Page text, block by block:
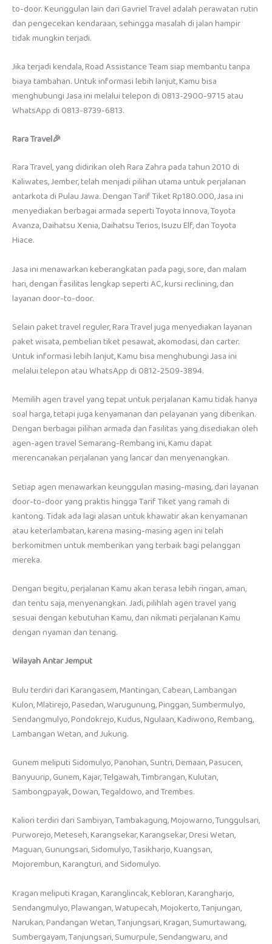
to-door. Keunggulan lain dari Gavriel Travel adalah perawatan rutin
dan pengecekan kendaraan, sehingga masalah di jalan hampir
tidak mungkin terjadi.
Jika terjadi kendala, Road Assistance Team siap membantu tanpa
biaya tambahan. Untuk informasi lebih lanjut, Kamu bisa
menghubungi Jasa ini melalui telepon di 0813-2900-9715 atau
WhatsApp di 0813-8739-6813.
Rara Travel🎉
Rara Travel, yang didirikan oleh Rara Zahra pada tahun 2010 di
Kaliwates, Jember, telah menjadi pilihan utama untuk perjalanan
antarkota di Pulau Jawa. Dengan Tarif Tiket Rp180.000, Jasa ini
menyediakan berbagai armada seperti Toyota Innova, Toyota
Avanza, Daihatsu Xenia, Daihatsu Terios, Isuzu Elf, dan Toyota
Hiace.
Jasa ini menawarkan keberangkatan pada pagi, sore, dan malam
hari, dengan fasilitas lengkap seperti AC, kursi reclining, dan
layanan door-to-door.
Selain paket travel reguler, Rara Travel juga menyediakan layanan
paket wisata, pembelian tiket pesawat, akomodasi, dan carter.
Untuk informasi lebih lanjut, Kamu bisa menghubungi Jasa ini
melalui telepon atau WhatsApp di 0812-2509-3894.
Memilih agen travel yang tepat untuk perjalanan Kamu tidak hanya
soal harga, tetapi juga kenyamanan dan pelayanan yang diberikan.
Dengan berbagai pilihan armada dan fasilitas yang disediakan oleh
agen-agen travel Semarang-Rembang ini, Kamu dapat
merencanakan perjalanan yang lancar dan menyenangkan.
Setiap agen menawarkan keunggulan masing-masing, dari layanan
door-to-door yang praktis hingga Tarif Tiket yang ramah di
kantong. Tidak ada lagi alasan untuk khawatir akan kenyamanan
atau keterlambatan, karena masing-masing agen ini telah
berkomitmen untuk memberikan yang terbaik bagi pelanggan
mereka.
Dengan begitu, perjalanan Kamu akan terasa lebih ringan, aman,
dan tentu saja, menyenangkan. Jadi, pilihlah agen travel yang
sesuai dengan kebutuhan Kamu, dan nikmati perjalanan Kamu
dengan nyaman dan tenang.
Wilayah Antar Jemput
Bulu terdiri dari Karangasem, Mantingan, Cabean, Lambangan
Kulon, Mlatirejo, Pasedan, Warugunung, Pinggan, Sumbermulyo,
Sendangmulyo, Pondokrejo, Kudus, Ngulaan, Kadiwono, Rembang,
Lambangan Wetan, and Jukung.
Gunem meliputi Sidomulyo, Panohan, Suntri, Demaan, Pasucen,
Banyuurip, Gunem, Kajar, Telgawah, Timbrangan, Kulutan,
Sambongpayak, Dowan, Tegaldowo, and Trembes.
Kaliori terdiri dari Sambiyan, Tambakagung, Mojowarno, Tunggulsari,
Purworejo, Meteseh, Karangsekar, Karangsekar, Dresi Wetan,
Maguan, Gunungsari, Sidomulyo, Tasikharjo, Kuangsan,
Mojorembun, Karangturi, and Sidomulyo.
Kragan meliputi Kragan, Karanglincak, Kebloran, Karangharjo,
Sendangmulyo, Plawangan, Watupecah, Mojokerto, Tanjungan,
Narukan, Pandangan Wetan, Tanjungsari, Kragan, Sumurtawang,
Sumbergayam, Tanjungsari, Sumurpule, Sendangwaru, and